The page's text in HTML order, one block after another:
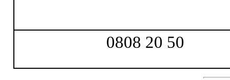
0808 20 50